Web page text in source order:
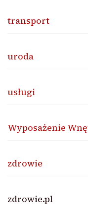
transport
uroda
usługi
Wyposażenie
zdrowie
zdrowie.pl